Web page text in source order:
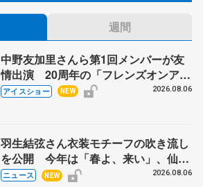
週間
中野友加里さんら第1回メンバーが友
情出演 20周年の「フレンズオンアイ
ス」 宮本賢二さん、有川梨絵さん、
アイスショー NEW 2026.08.06
羽生結弦さん衣装モチーフの吹き流し
を公開 今年は「春よ、来い」、仙台
の瑞鳳殿
ニュース NEW 2026.08.06